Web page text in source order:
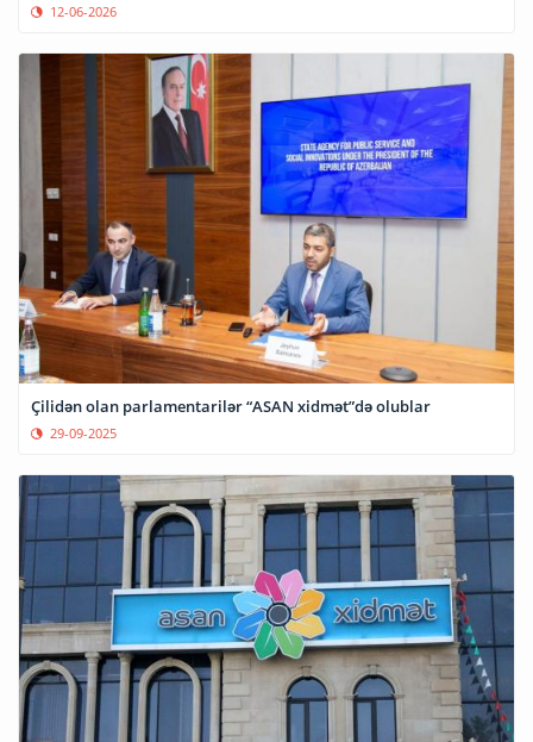
12-06-2026
Çilidən olan parlamentarilər “ASAN xidmət”də olublar
29-09-2025